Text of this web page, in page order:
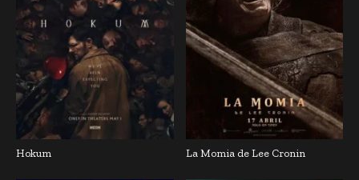
Hokum La Momia de Lee Cronin